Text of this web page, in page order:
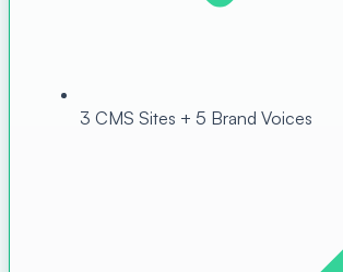
3 CMS Sites + 5 Brand Voices